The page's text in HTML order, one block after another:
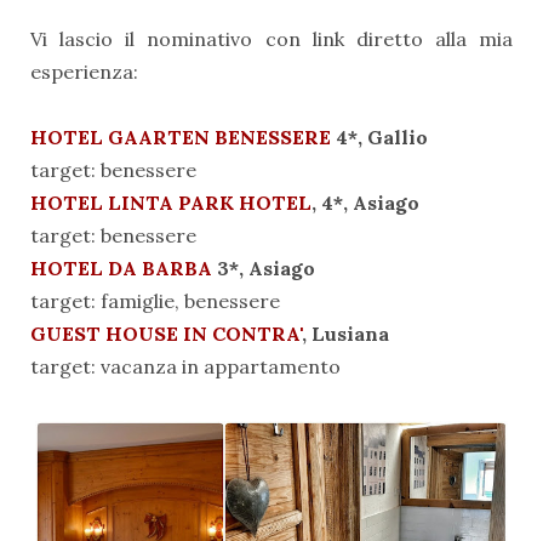
Vi lascio il nominativo con link diretto alla mia
esperienza:
HOTEL GAARTEN BENESSERE 4*, Gallio
target: benessere
HOTEL LINTA PARK HOTEL, 4*, Asiago
target: benessere
HOTEL DA BARBA 3*, Asiago
target: famiglie, benessere
GUEST HOUSE IN CONTRA', Lusiana
target: vacanza in appartamento